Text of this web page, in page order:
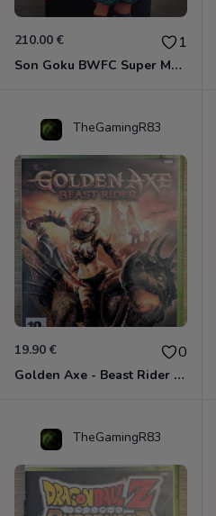
210.00 € 1
Son Goku BWFC Super Master Stars
TheGamingR83
19.90 € 0
Golden Axe - Beast Rider Xbox 360
TheGamingR83